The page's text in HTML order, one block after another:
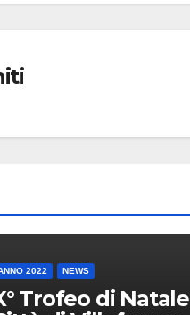
2022 NEWS
Trofeo di Natale